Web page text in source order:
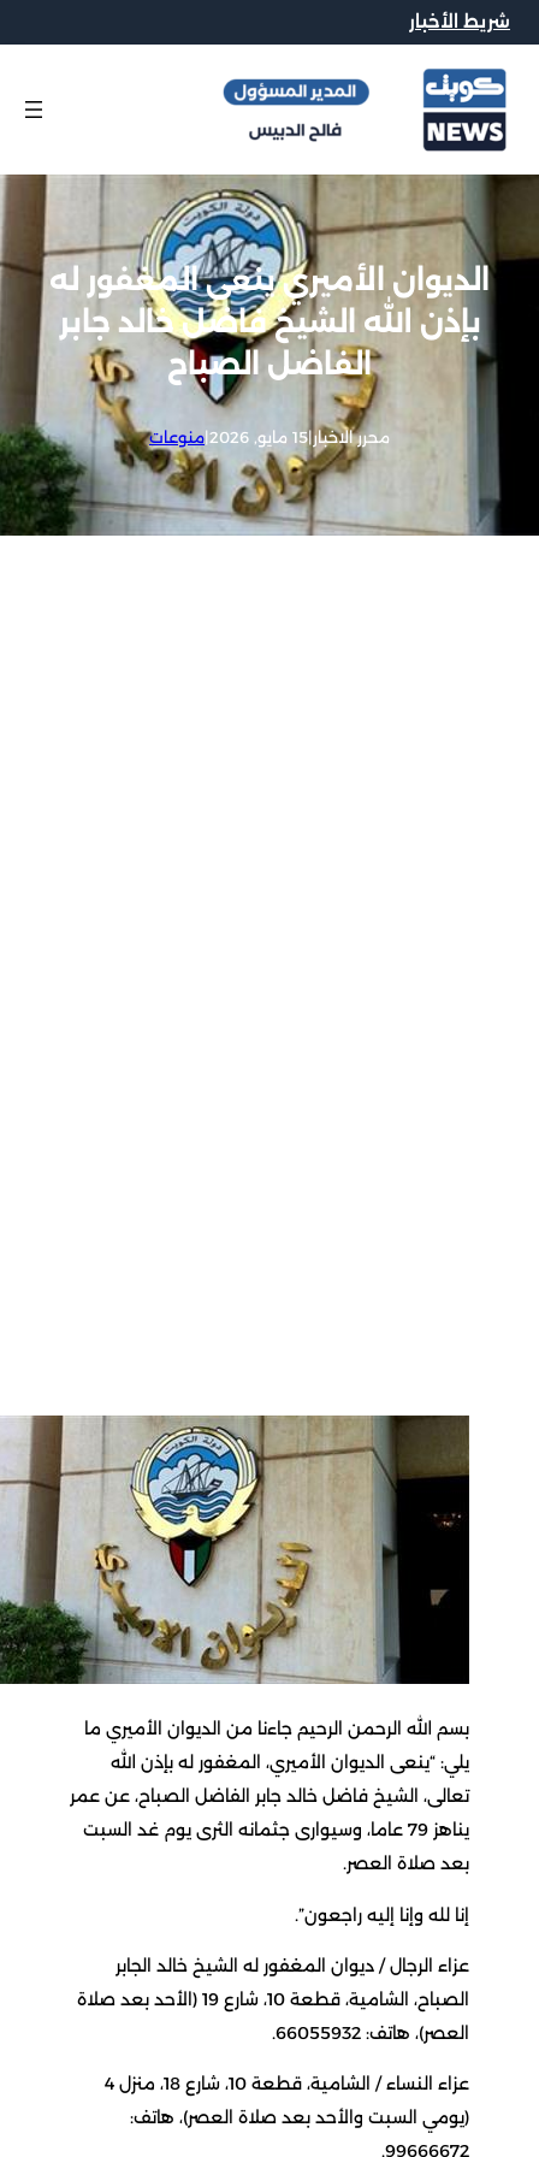
شريط الأخبار
الديوان الأميري ينعى المغفور له
بإذن الله الشيخ فاضل خالد جابر
الفاضل الصباح
محرر الاخبار|15 مايو, 2026 |منوعات
بسم الله الرحمن الرحيم جاءنا من الديوان الأميري ما
يلي: “ينعى الديوان الأميري، المغفور له بإذن الله
تعالى، الشيخ فاضل خالد جابر الفاضل الصباح، عن عمر
يناهز 79 عاما، وسيوارى جثمانه الثرى يوم غد السبت
بعد صلاة العصر.
إنا لله وإنا إليه راجعون”.
عزاء الرجال / ديوان المغفور له الشيخ خالد الجابر
الصباح، الشامية، قطعة 10، شارع 19 (الأحد بعد صلاة
العصر)، هاتف: 66055932.
عزاء النساء / الشامية، قطعة 10، شارع 18، منزل 4
(يومي السبت والأحد بعد صلاة العصر)، هاتف:
99666672.